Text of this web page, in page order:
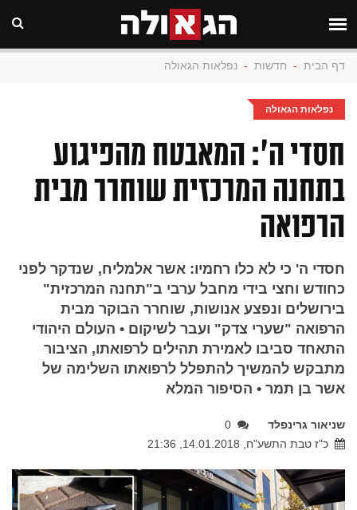
דף הבית - חדשות - נפלאות הגאולה
נפלאות הגאולה
חסדי ה': המאבטח מהפיגוע
בתחנה המרכזית שוחרר מבית
הרפואה
חסדי ה' כי לא כלו רחמיו: אשר אלמליח, שנדקר לפני
כחודש וחצי בידי מחבל ערבי ב"תחנה המרכזית"
בירושלים ונפצע אנושות, שוחרר הבוקר מבית
הרפואה "שערי צדק" ועבר לשיקום • העולם היהודי
התאחד סביבו לאמירת תהילים לרפואתו, הציבור
מתבקש להמשיך להתפלל לרפואתו השלימה של
אשר בן תמר • הסיפור המלא
שניאור גרינפלד
0
כ"ז טבת התשע"ח, 14.01.2018, 21:36